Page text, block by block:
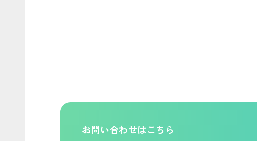
お問い合わせはこちら